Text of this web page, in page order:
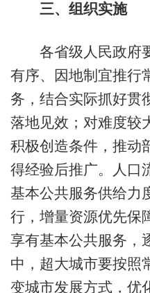
三、组织实施
各省级人民政府
有序、因地制宜推行
务，结合实际抓好贯
落地见效；对难度较
积极创造条件，推动
得经验后推广。人口
基本公共服务供给力
行，增量资源优先保
享有基本公共服务，
中，超大城市要按照
变城市发展方式，优